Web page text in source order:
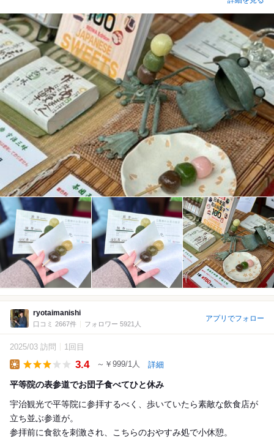
ryotaimanishi
口コミ 2667件 フォロワー 5921人
アプリでフォロー
2025/03 訪問 1回目
3.4 ～￥999/1人 詳細
平等院の表参道でお団子食べてひと休み
宇治観光で平等院に参拝するべく、歩いていたら素敵な飲食店が
立ち並ぶ参道が。
参拝前に食欲を刺激され、こちらのおやすみ処で小休憩。